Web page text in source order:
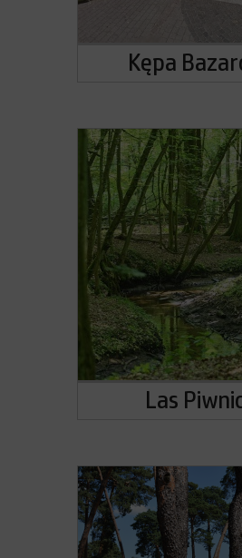
Kępa
Las